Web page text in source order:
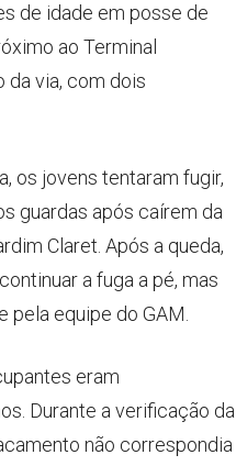
de idade em posse de
ao Terminal
da via, com dois
os jovens tentaram fugir,
guardas após caírem da
Claret. Após a queda,
a fuga a pé, mas
pela equipe do GAM.
eram
Durante a verificação da
não correspondia